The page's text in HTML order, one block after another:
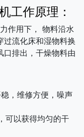
工作原理：
用下， 物料沿水
过流化床和湿物料换
口排出，干燥物料由
，维修方便，噪声
可以获得均匀的干